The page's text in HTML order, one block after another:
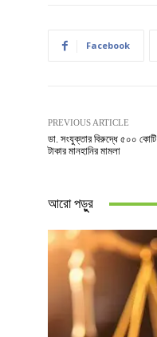
Facebook
PREVIOUS ARTICLE
ডা. সংযুক্তার বিরুদ্ধে ৫০০ কোটি
টাকার মানহানির মামলা
আরো পড়ুুর